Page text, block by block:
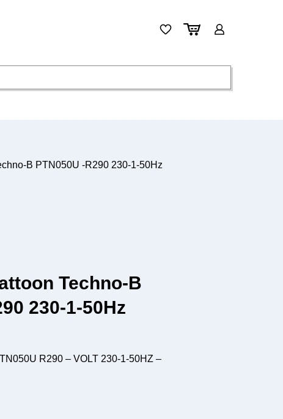
B PTN050U -R290 230-1-50Hz
Techno-B
230-1-50Hz
R290 – VOLT 230-1-50HZ –